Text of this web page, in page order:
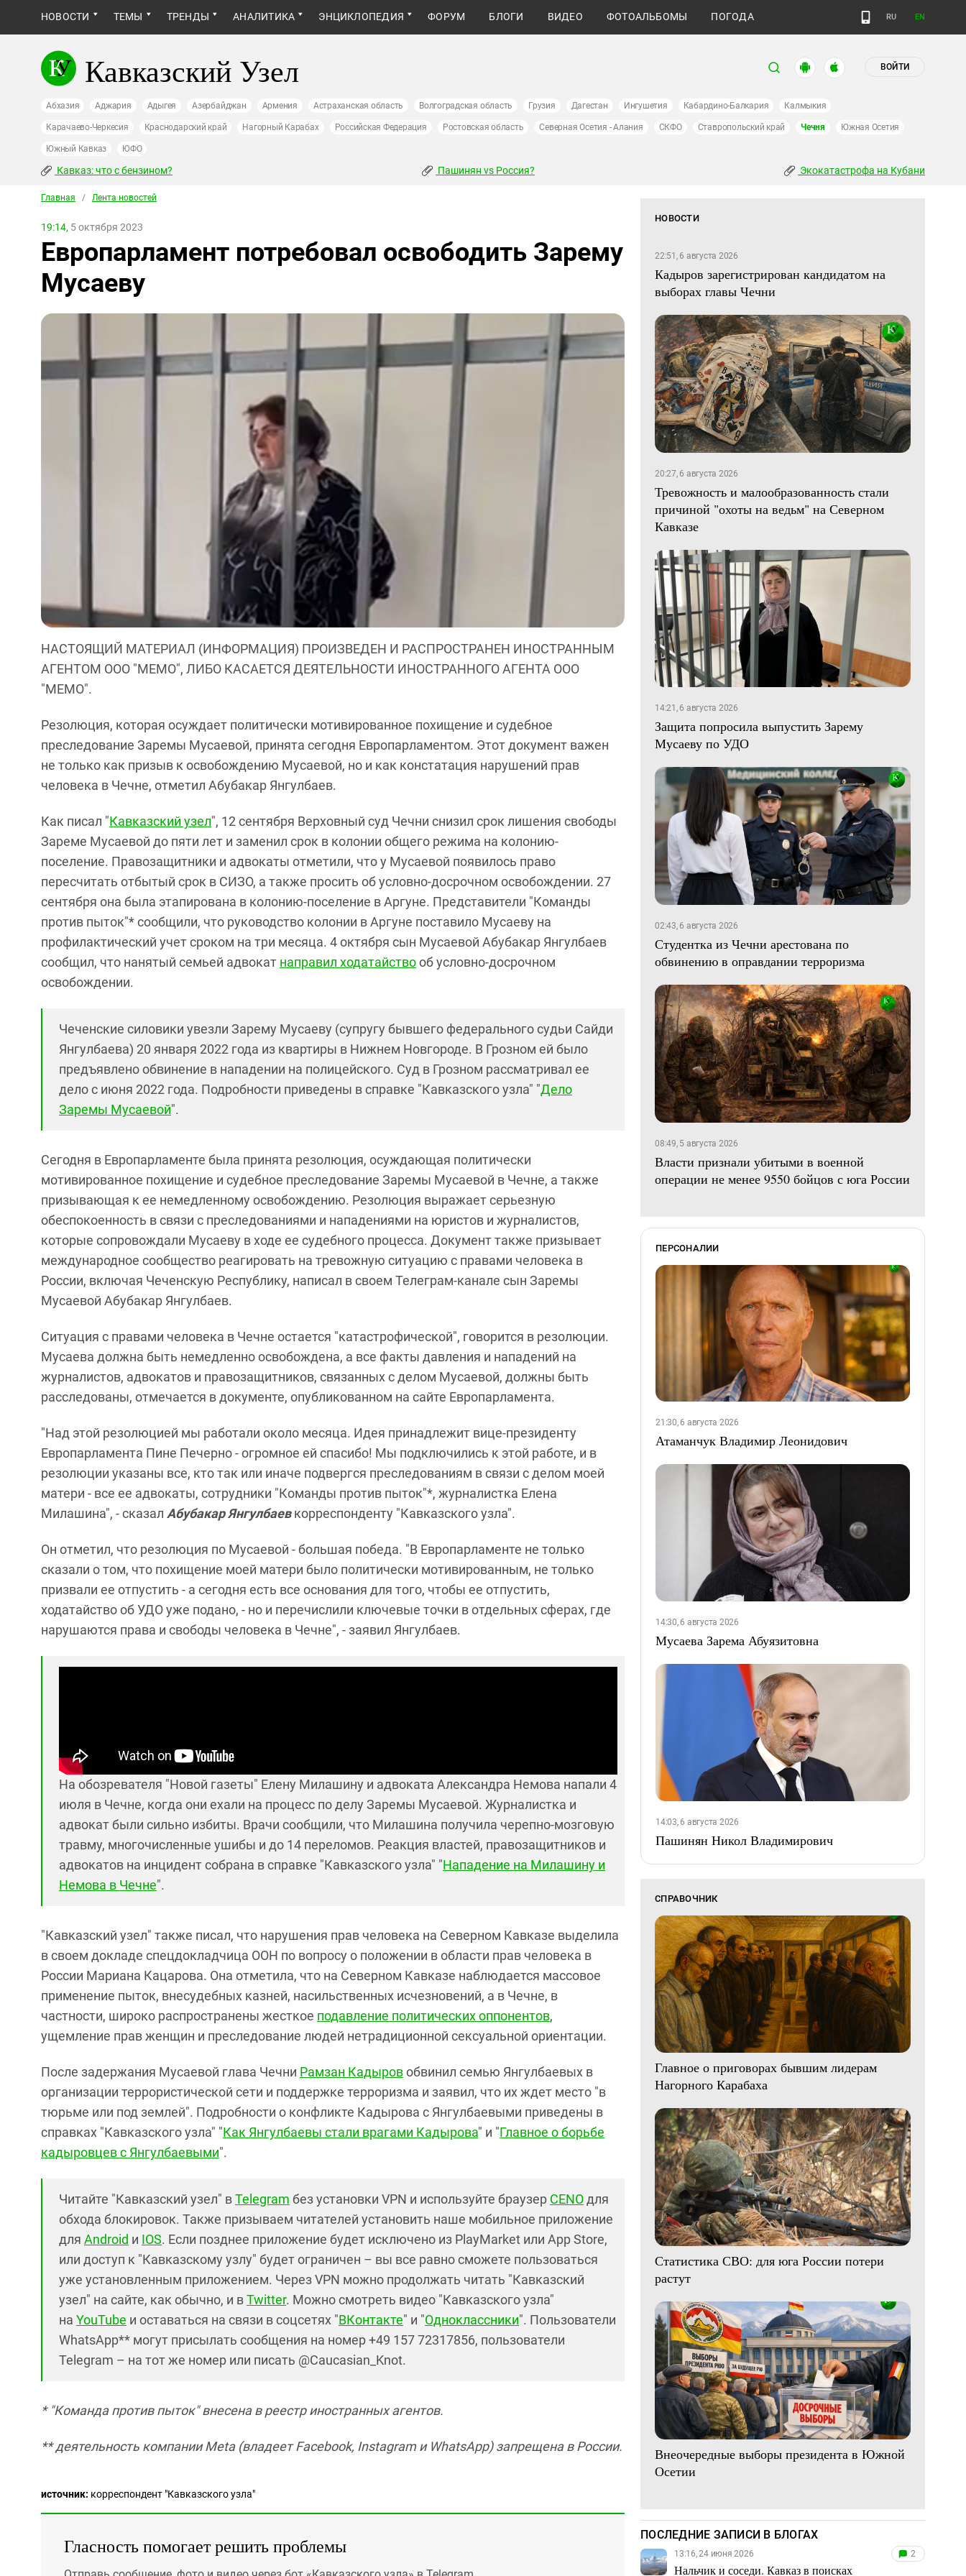
НОВОСТИ ТЕМЫ ТРЕНДЫ АНАЛИТИКА ЭНЦИКЛОПЕДИЯ ФОРУМ БЛОГИ ВИДЕО ФОТОАЛЬБОМЫ ПОГОДА RU EN
Кавказский Узел ВОЙТИ
Абхазия Аджария Адыгея Азербайджан Армения Астраханская область Волгоградская область Грузия Дагестан Ингушетия Кабардино-Балкария Калмыкия
Карачаево-Черкесия Краснодарский край Нагорный Карабах Российская Федерация Ростовская область Северная Осетия - Алания СКФО Ставропольский край Чечня Южная Осетия
Южный Кавказ ЮФО
Кавказ: что с бензином? Пашинян vs Россия? Экокатастрофа на Кубани
Главная / Лента новостей
19:14, 5 октября 2023
Европарламент потребовал освободить Зарему
Мусаеву
НАСТОЯЩИЙ МАТЕРИАЛ (ИНФОРМАЦИЯ) ПРОИЗВЕДЕН И РАСПРОСТРАНЕН ИНОСТРАННЫМ
АГЕНТОМ ООО "МЕМО", ЛИБО КАСАЕТСЯ ДЕЯТЕЛЬНОСТИ ИНОСТРАННОГО АГЕНТА ООО
"МЕМО".
Резолюция, которая осуждает политически мотивированное похищение и судебное
преследование Заремы Мусаевой, принята сегодня Европарламентом. Этот документ важен
не только как призыв к освобождению Мусаевой, но и как констатация нарушений прав
человека в Чечне, отметил Абубакар Янгулбаев.
Как писал "Кавказский узел", 12 сентября Верховный суд Чечни снизил срок лишения свободы
Зареме Мусаевой до пяти лет и заменил срок в колонии общего режима на колонию-
поселение. Правозащитники и адвокаты отметили, что у Мусаевой появилось право
пересчитать отбытый срок в СИЗО, а также просить об условно-досрочном освобождении. 27
сентября она была этапирована в колонию-поселение в Аргуне. Представители "Команды
против пыток"* сообщили, что руководство колонии в Аргуне поставило Мусаеву на
профилактический учет сроком на три месяца. 4 октября сын Мусаевой Абубакар Янгулбаев
сообщил, что нанятый семьей адвокат направил ходатайствооб условно-досрочном
освобождении.
Чеченские силовики увезли Зарему Мусаеву (супругу бывшего федерального судьи Сайди
Янгулбаева) 20 января 2022 года из квартиры в Нижнем Новгороде. В Грозном ей было
предъявлено обвинение в нападении на полицейского. Суд в Грозном рассматривал ее
дело с июня 2022 года. Подробности приведены в справке "Кавказского узла" "Дело
Заремы Мусаевой".
Сегодня в Европарламенте была принята резолюция, осуждающая политически
мотивированное похищение и судебное преследование Заремы Мусаевой в Чечне, а также
призывающая к ее немедленному освобождению. Резолюция выражает серьезную
обеспокоенность в связи с преследованиями и нападениями на юристов и журналистов,
которые сопровождали Мусаеву в ходе ее судебного процесса. Документ также призывает
международное сообщество реагировать на тревожную ситуацию с правами человека в
России, включая Чеченскую Республику, написал в своем Телеграм-канале сын Заремы
Мусаевой Абубакар Янгулбаев.
Ситуация с правами человека в Чечне остается "катастрофической", говорится в резолюции.
Мусаева должна быть немедленно освобождена, а все факты давления и нападений на
журналистов, адвокатов и правозащитников, связанных с делом Мусаевой, должны быть
расследованы, отмечается в документе, опубликованном на сайте Европарламента.
"Над этой резолюцией мы работали около месяца. Идея принадлежит вице-президенту
Европарламента Пине Печерно - огромное ей спасибо! Мы подключились к этой работе, и в
резолюции указаны все, кто так или иначе подвергся преследованиям в связи с делом моей
матери - все ее адвокаты, сотрудники "Команды против пыток"*, журналистка Елена
Милашина", - сказал Абубакар Янгулбаевкорреспонденту "Кавказского узла".
Он отметил, что резолюция по Мусаевой - большая победа. "В Европарламенте не только
сказали о том, что похищение моей матери было политически мотивированным, не только
призвали ее отпустить - а сегодня есть все основания для того, чтобы ее отпустить,
ходатайство об УДО уже подано, - но и перечислили ключевые точки в отдельных сферах, где
нарушаются права и свободы человека в Чечне", - заявил Янгулбаев.
На обозревателя "Новой газеты" Елену Милашину и адвоката Александра Немова напали 4
июля в Чечне, когда они ехали на процесс по делу Заремы Мусаевой. Журналистка и
адвокат были сильно избиты. Врачи сообщили, что Милашина получила черепно-мозговую
травму, многочисленные ушибы и до 14 переломов. Реакция властей, правозащитников и
адвокатов на инцидент собрана в справке "Кавказского узла" "Нападение на Милашину и
Немова в Чечне".
"Кавказский узел" также писал, что нарушения прав человека на Северном Кавказе выделила
в своем докладе спецдокладчица ООН по вопросу о положении в области прав человека в
России Мариана Кацарова. Она отметила, что на Северном Кавказе наблюдается массовое
применение пыток, внесудебных казней, насильственных исчезновений, а в Чечне, в
частности, широко распространены жесткое подавление политических оппонентов,
ущемление прав женщин и преследование людей нетрадиционной сексуальной ориентации.
После задержания Мусаевой глава Чечни Рамзан Кадыровобвинил семью Янгулбаевых в
организации террористической сети и поддержке терроризма и заявил, что их ждет место "в
тюрьме или под землей". Подробности о конфликте Кадырова с Янгулбаевыми приведены в
справках "Кавказского узла" "Как Янгулбаевы стали врагами Кадырова" и "Главное о борьбе
кадыровцев с Янгулбаевыми".
Читайте "Кавказский узел" вTelegram без установки VPN и используйте браузер CENOдля
обхода блокировок. Также призываем читателей установить наше мобильное приложение
для Android и IOS. Если позднее приложение будет исключено из PlayMarket или App Store,
или доступ к "Кавказскому узлу" будет ограничен – вы все равно сможете пользоваться
уже установленным приложением. Через VPN можно продолжать читать "Кавказский
узел" на сайте, как обычно, и вTwitter. Можно смотреть видео "Кавказского узла"
на YouTube и оставаться на связи в соцсетях "ВКонтакте" и "Одноклассники". Пользователи
WhatsApp** могут присылать сообщения на номер +49 157 72317856, пользователи
Telegram – на тот же номер или писать @Caucasian_Knot.
* "Команда против пыток" внесена в реестр иностранных агентов.
** деятельность компании Meta (владеет Facebook, Instagram и WhatsApp) запрещена в России.
источник: корреспондент "Кавказского узла"
Гласность помогает решить проблемы
НОВОСТИ
22:51, 6 августа 2026
Кадыров зарегистрирован кандидатом на
выборах главы Чечни
20:27, 6 августа 2026
Тревожность и малообразованность стали
причиной "охоты на ведьм" на Северном
Кавказе
14:21, 6 августа 2026
Защита попросила выпустить Зарему
Мусаеву по УДО
02:43, 6 августа 2026
Студентка из Чечни арестована по
обвинению в оправдании терроризма
08:49, 5 августа 2026
Власти признали убитыми в военной
операции не менее 9550 бойцов с юга России
ПЕРСОНАЛИИ
21:30, 6 августа 2026
Атаманчук Владимир Леонидович
14:30, 6 августа 2026
Мусаева Зарема Абуязитовна
14:03, 6 августа 2026
Пашинян Никол Владимирович
СПРАВОЧНИК
Главное о приговорах бывшим лидерам
Нагорного Карабаха
Статистика СВО: для юга России потери
растут
Внеочередные выборы президента в Южной
Осетии
ПОСЛЕДНИЕ ЗАПИСИ В БЛОГАХ
13:16, 24 июня 2026
Нальчик и соседи. Кавказ в поисках
2